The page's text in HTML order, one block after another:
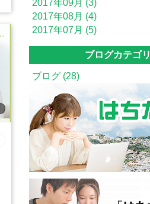
2017年09月 (3)
2017年08月 (4)
2017年07月 (5)
ブログカテゴリ
ブログ (28)